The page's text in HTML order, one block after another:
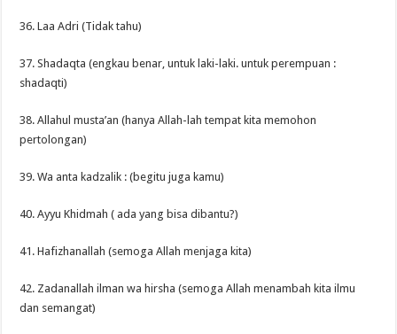
36. Laa Adri (Tidak tahu)
37. Shadaqta (engkau benar, untuk laki-laki. untuk perempuan :
shadaqti)
38. Allahul musta’an (hanya Allah-lah tempat kita memohon
pertolongan)
39. Wa anta kadzalik : (begitu juga kamu)
40. Ayyu Khidmah ( ada yang bisa dibantu?)
41. Hafizhanallah (semoga Allah menjaga kita)
42. Zadanallah ilman wa hirsha (semoga Allah menambah kita ilmu
dan semangat)